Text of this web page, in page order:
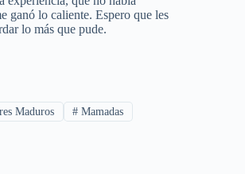
ganó lo caliente. Espero que les
lo más que pude.
Maduros # Mamadas